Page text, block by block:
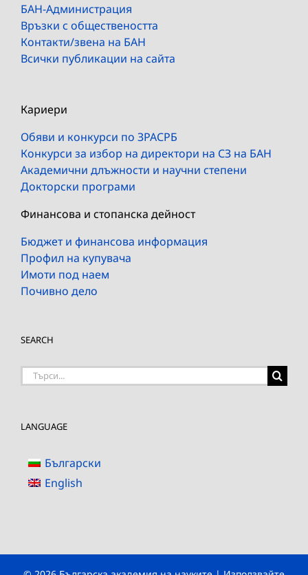
БАН-Администрация
Връзки с обществеността
Контакти/звена на БАН
Всички публикации на сайта
Кариери
Обяви и конкурси по ЗРАСРБ
Конкурси за избор на директори на СЗ на БАН
Академични длъжности и научни степени
Докторски програми
Финансова и стопанска дейност
Бюджет и финансова информация
Профил на купувача
Имоти под наем
Почивно дело
SEARCH
Търсене
LANGUAGE
Български
English